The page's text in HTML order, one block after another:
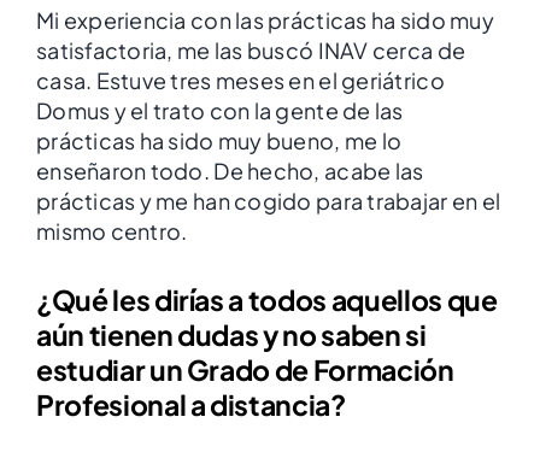
Mi experiencia con las prácticas ha sido muy
satisfactoria, me las buscó INAV cerca de
casa. Estuve tres meses en el geriátrico
Domus y el trato con la gente de las
prácticas ha sido muy bueno, me lo
enseñaron todo. De hecho, acabe las
prácticas y me han cogido para trabajar en el
mismo centro.
¿Qué les dirías a todos aquellos que
aún tienen dudas y no saben si
estudiar un Grado de Formación
Profesional a distancia?